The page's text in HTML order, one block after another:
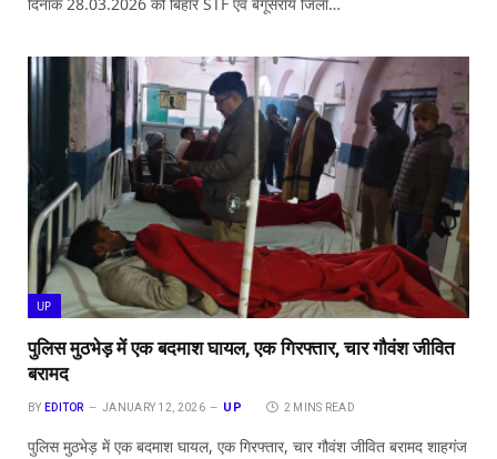
UP
पुलिस मुठभेड़ में एक बदमाश घायल, एक गिरफ्तार, चार गौवंश जीवित
बरामद
BY EDITOR JANUARY 12, 2026 UP 2 MINS READ
पुलिस मुठभेड़ में एक बदमाश घायल, एक गिरफ्तार, चार गौवंश जीवित बरामद शाहगंज